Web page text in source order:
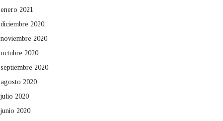
enero 2021
diciembre 2020
noviembre 2020
octubre 2020
septiembre 2020
agosto 2020
julio 2020
junio 2020